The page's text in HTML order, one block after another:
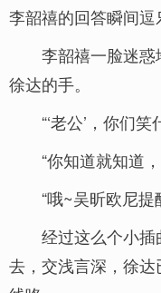
李韶禧的回答瞬间逗
李韶禧一脸迷
徐达的手。
“‘老公’，你们笑
“你知道就知道
“哦~吴昕欧尼
经过这么个小
去，交浅言深，徐